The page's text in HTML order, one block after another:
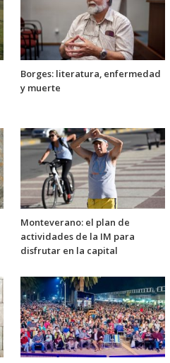
Borges: literatura, enfermedad
y muerte
Monteverano: el plan de
actividades de la IM para
disfrutar en la capital